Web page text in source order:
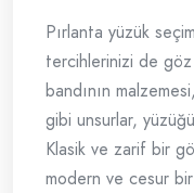
Pırlanta yüzük
tercihlerinizi de göz
bandının
gibi unsurlar,
Klasik ve zarif bir
modern ve cesur bir